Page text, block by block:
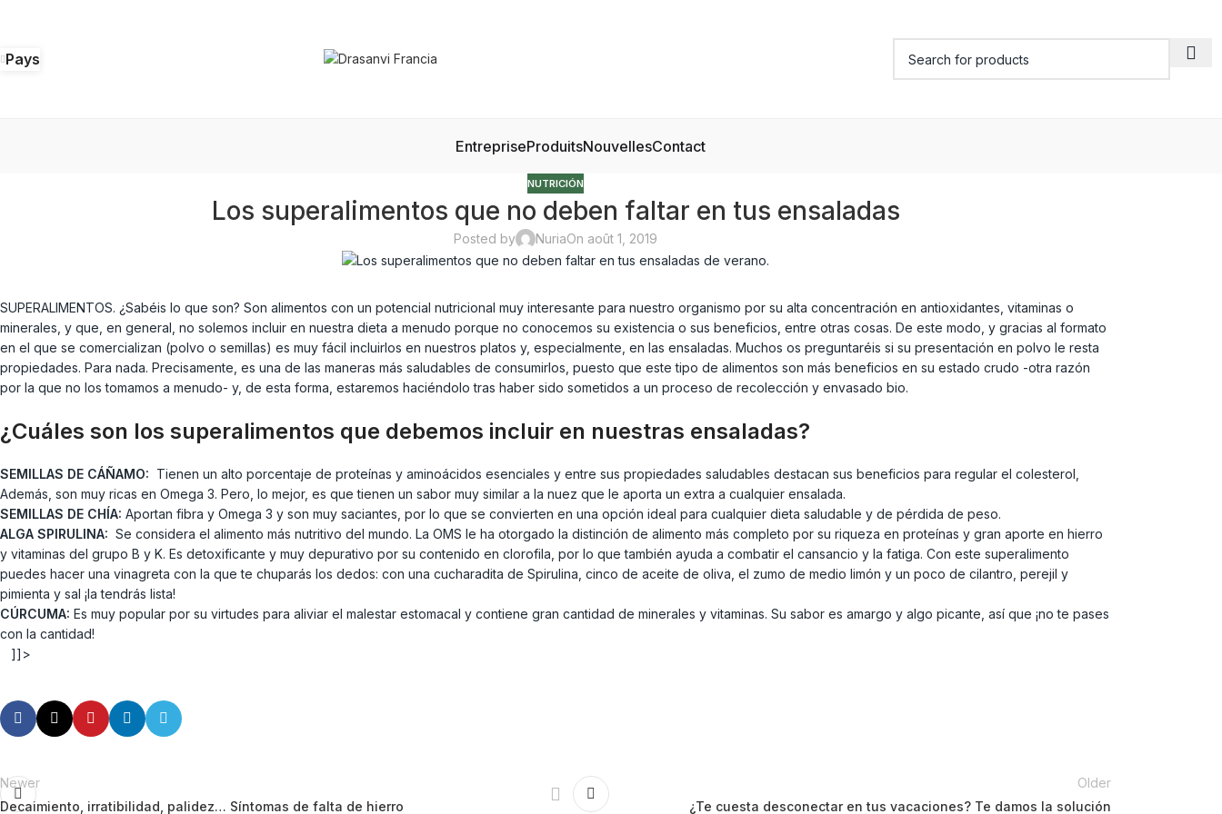
Pays
EntrepriseProduitsNouvellesContact
NUTRICIÓN
Los superalimentos que no deben faltar en tus ensaladas
Posted by NuriaOn août 1, 2019
SUPERALIMENTOS. ¿Sabéis lo que son? Son alimentos con un potencial nutricional muy interesante para nuestro organismo por su alta concentración en antioxidantes, vitaminas o
minerales, y que, en general, no solemos incluir en nuestra dieta a menudo porque no conocemos su existencia o sus beneficios, entre otras cosas. De este modo, y gracias al formato
en el que se comercializan (polvo o semillas) es muy fácil incluirlos en nuestros platos y, especialmente, en las ensaladas. Muchos os preguntaréis si su presentación en polvo le resta
propiedades. Para nada. Precisamente, es una de las maneras más saludables de consumirlos, puesto que este tipo de alimentos son más beneficios en su estado crudo -otra razón
por la que no los tomamos a menudo- y, de esta forma, estaremos haciéndolo tras haber sido sometidos a un proceso de recolección y envasado bio.
¿Cuáles son los superalimentos que debemos incluir en nuestras ensaladas?
SEMILLAS DE CÁÑAMO: Tienen un alto porcentaje de proteínas y aminoácidos esenciales y entre sus propiedades saludables destacan sus beneficios para regular el colesterol,
Además, son muy ricas en Omega 3. Pero, lo mejor, es que tienen un sabor muy similar a la nuez que le aporta un extra a cualquier ensalada.
SEMILLAS DE CHÍA: Aportan fibra y Omega 3 y son muy saciantes, por lo que se convierten en una opción ideal para cualquier dieta saludable y de pérdida de peso.
ALGA SPIRULINA: Se considera el alimento más nutritivo del mundo. La OMS le ha otorgado la distinción de alimento más completo por su riqueza en proteínas y gran aporte en hierro
y vitaminas del grupo B y K. Es detoxificante y muy depurativo por su contenido en clorofila, por lo que también ayuda a combatir el cansancio y la fatiga. Con este superalimento
puedes hacer una vinagreta con la que te chuparás los dedos: con una cucharadita de Spirulina, cinco de aceite de oliva, el zumo de medio limón y un poco de cilantro, perejil y
pimienta y sal ¡la tendrás lista!
CÚRCUMA: Es muy popular por su virtudes para aliviar el malestar estomacal y contiene gran cantidad de minerales y vitaminas. Su sabor es amargo y algo picante, así que ¡no te pases
con la cantidad!
]]>
Newer
Decaimiento, irratibilidad, palidez… Síntomas de falta de hierro
Older
¿Te cuesta desconectar en tus vacaciones? Te damos la solución